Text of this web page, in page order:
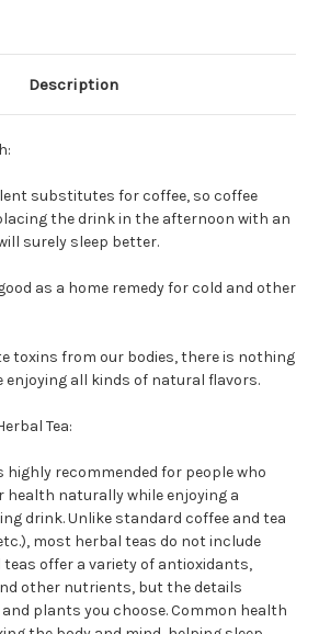
Description
substitutes for coffee, so coffee
the drink in the afternoon with an
surely sleep better.
as a home remedy for cold and other
toxins from our bodies, there is nothing
enjoying all kinds of natural flavors.
Tea:
highly recommended for people who
health naturally while enjoying a
drink. Unlike standard coffee and tea
most herbal teas do not include
offer a variety of antioxidants,
other nutrients, but the details
plants you choose. Common health